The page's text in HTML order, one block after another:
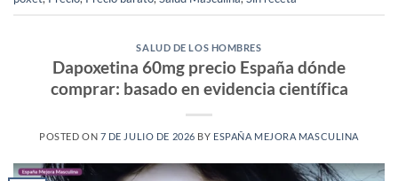
SALUD DE LOS HOMBRES
Dapoxetina 60mg precio España dónde
comprar: basado en evidencia científica
POSTED ON 7 DE JULIO DE 2026 BY ESPAÑA MEJORA MASCULINA